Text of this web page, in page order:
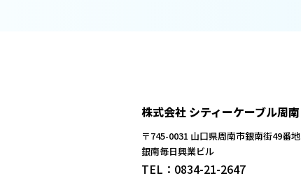
株式会社 シティーケーブル周南
〒745-0031 山口県周南市銀南街49番地
銀南毎日興業ビル
TEL：0834-21-2647